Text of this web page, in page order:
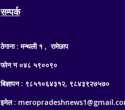
सम्पर्क
ठेगाना : मन्थली १ , रामेछाप
फोन न ०४८ ५९००९०
बिज्ञापन : ९८५१०६४३१२, ९८४३९२७५७०
इमेल :